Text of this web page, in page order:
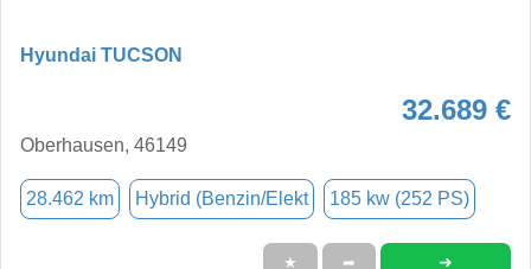
Hyundai TUCSON
32.689 €
Oberhausen, 46149
28.462 km Hybrid (Benzin/Elekt 185 kw (252 PS)
★ ➦ ➜